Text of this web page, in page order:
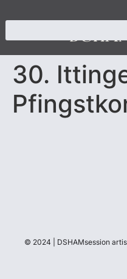
30.
© 2024 | DSHAMsession